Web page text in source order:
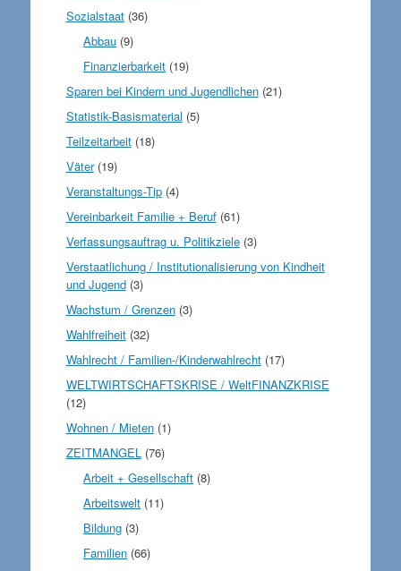
Sozialstaat(36)
Abbau (9)
Finanzierbarkeit (19)
Sparen bei Kindern und Jugendlichen(21)
Statistik-Basismaterial (5)
Teilzeitarbeit(18)
Väter(19)
Veranstaltungs-Tip(4)
Vereinbarkeit Familie + Beruf(61)
Verfassungsauftrag u. Politikziele(3)
Verstaatlichung / Institutionalisierung von Kindheit
und Jugend(3)
Wachstum / Grenzen(3)
Wahlfreiheit(32)
Wahlrecht / Familien-/Kinderwahlrecht(17)
WELTWIRTSCHAFTSKRISE / WeltFINANZKRISE
(12)
Wohnen / Mieten(1)
ZEITMANGEL (76)
Arbeit + Gesellschaft (8)
Arbeitswelt (11)
Bildung (3)
Familien (66)